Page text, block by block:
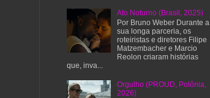
Ato Noturno (Brasil, 2025)
Por Bruno Weber Durante a
sua longa parceria, os
roteiristas e diretores Filipe
Matzembacher e Marcio
Reolon criaram histórias
que, inva...
Orgulho (PROUD, Polônia,
2026)